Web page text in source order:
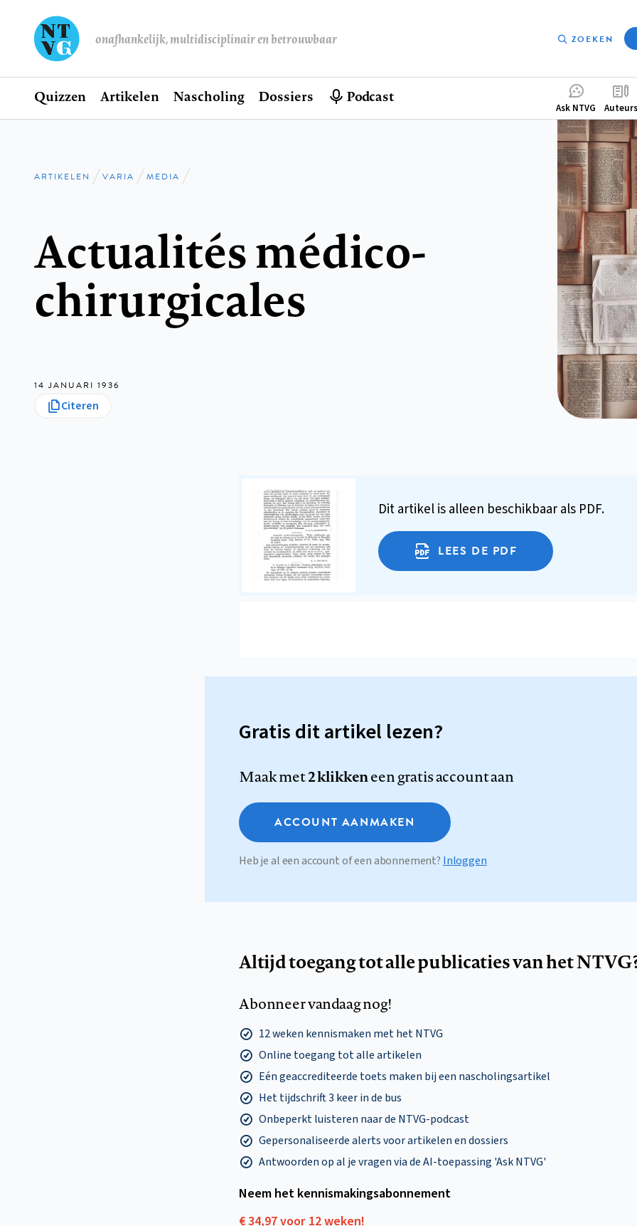
onafhankelijk, multidisciplinair en betrouwbaar ZOEKEN
Hoofdnavigatie
Home
Quizzen Artikelen Nascholing Dossiers Podcast
menu
Ask NTVG Auteurs
Kruimelpad
ARTIKELEN VARIA MEDIA
Actualités médico-
chirurgicales
14 JANUARI 1936
Citeren
Dit artikel is alleen beschikbaar als PDF.
LEES DE PDF
Gratis dit artikel lezen?
Maak met2 klikkeneen gratis account aan
ACCOUNT AANMAKEN
Heb je al een account of een abonnement? Inloggen
Altijd toegang tot alle publicaties van het
Abonneer vandaag nog!
12 weken kennismaken met het NTVG
Online toegang tot alle artikelen
Eén geaccrediteerde toets maken bij een nascholingsartikel
Het tijdschrift 3 keer in de bus
Onbeperkt luisteren naar de NTVG-podcast
Gepersonaliseerde alerts voor artikelen en dossiers
Antwoorden op al je vragen via de AI-toepassing 'Ask NTVG'
Neem het kennismakings­abonnement
€ 34,97 voor 12 weken!